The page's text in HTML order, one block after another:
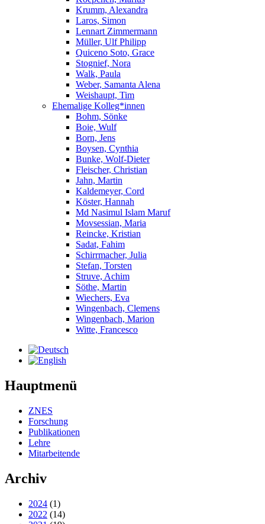
Krumm, Alexandra
Laros, Simon
Lennart Zimmermann
Müller, Ulf Philipp
Quiceno Soto, Grace
Stognief, Nora
Walk, Paula
Weber, Samanta Alena
Weishaupt, Tim
Ehemalige Kolleg*innen
Bohm, Sönke
Boie, Wulf
Born, Jens
Boysen, Cynthia
Bunke, Wolf-Dieter
Fleischer, Christian
Jahn, Martin
Kaldemeyer, Cord
Köster, Hannah
Md Nasimul Islam Maruf
Movsessian, Maria
Reincke, Kristian
Sadat, Fahim
Schirrmacher, Julia
Stefan, Torsten
Struve, Achim
Söthe, Martin
Wiechers, Eva
Wingenbach, Clemens
Wingenbach, Marion
Witte, Francesco
Hauptmenü
ZNES
Forschung
Publikationen
Lehre
Mitarbeitende
Archiv
2024 (1)
2022 (14)